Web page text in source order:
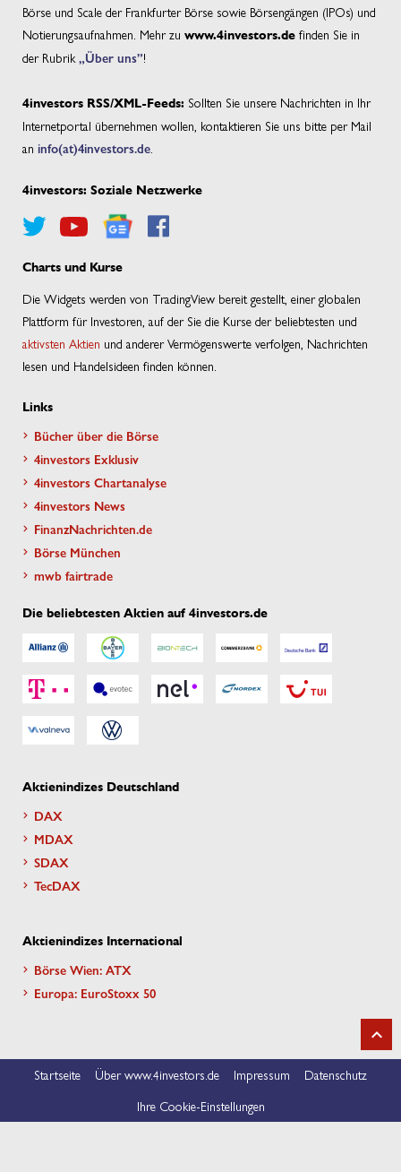
Börse und Scale der Frankfurter Börse sowie Börsengängen (IPOs) und
Notierungsaufnahmen. Mehr zu www.4investors.de finden Sie in
der Rubrik „Über uns”!
4investors RSS/XML-Feeds: Sollten Sie unsere Nachrichten in Ihr
Internetportal übernehmen wollen, kontaktieren Sie uns bitte per Mail
an info(at)4investors.de.
4investors: Soziale Netzwerke
Charts und Kurse
Die Widgets werden von TradingView bereit gestellt, einer globalen
Plattform für Investoren, auf der Sie die Kurse der beliebtesten und
aktivsten Aktien und anderer Vermögenswerte verfolgen, Nachrichten
lesen und Handelsideen finden können.
Links
Bücher über die Börse
4investors Exklusiv
4investors Chartanalyse
4investors News
FinanzNachrichten.de
Börse München
mwb fairtrade
Die beliebtesten Aktien auf 4investors.de
Aktienindizes Deutschland
DAX
MDAX
SDAX
TecDAX
Aktienindizes International
Börse Wien: ATX
Europa: EuroStoxx 50
Startseite Über www.4investors.de Impressum
Datenschutz
Ihre Cookie-Einstellungen